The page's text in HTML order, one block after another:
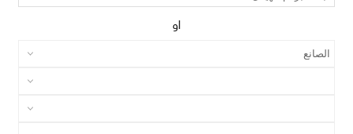
او